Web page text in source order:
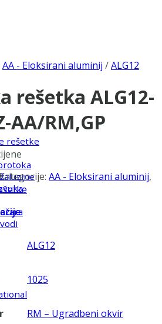
rešetke
AA - Eloksirani aluminij /ALG12
rešetka ALG12-
AA/RM,GP
Kategorije: AA - Eloksirani aluminij,
ALG12
1025
RM – Ugradbeni okvir